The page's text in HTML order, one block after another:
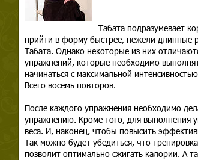
Табата подразумевает
прийти в форму быстрее, нежели длинные
Табата. Однако некоторые из них
упражнений, которые необходимо
начинаться с максимальной
Всего восемь повторов.
После каждого упражнения необходимо
упражнению. Кроме того, для выполнения
веса. И, наконец, чтобы повысить
Так можно будет убедиться, что
позволит оптимально сжигать калории. А